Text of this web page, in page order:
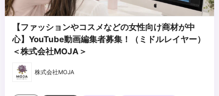
【ファッションやコスメなどの女性向け商材が中
心】YouTube動画編集者募集！（ミドルレイヤー）
＜株式会社MOJA＞
株式会社MOJA